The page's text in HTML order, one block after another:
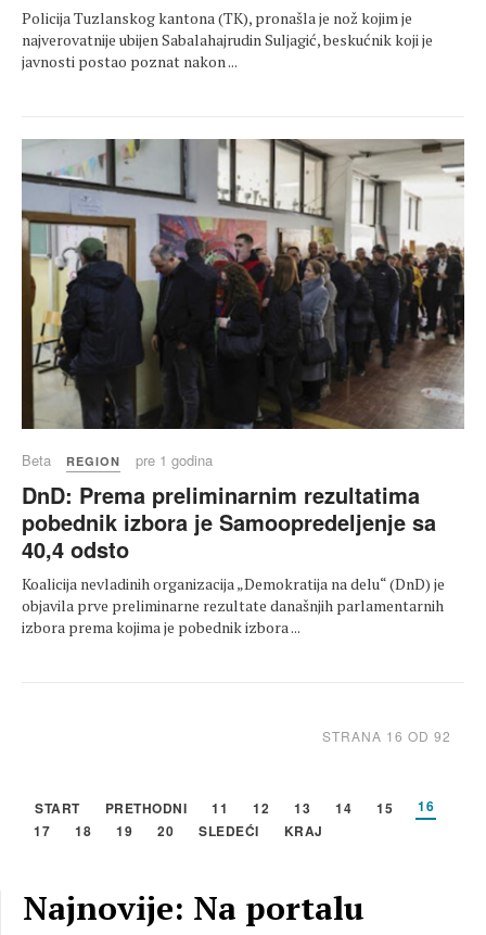
Policija Tuzlanskog kantona (TK), pronašla je nož kojim je
najverovatnije ubijen Sabalahajrudin Suljagić, beskućnik koji je
javnosti postao poznat nakon ...
Beta REGION pre 1 godina
DnD: Prema preliminarnim rezultatima
pobednik izbora je Samoopredeljenje sa
40,4 odsto
Koalicija nevladinih organizacija „Demokratija na delu“ (DnD) je
objavila prve preliminarne rezultate današnjih parlamentarnih
izbora prema kojima je pobednik izbora ...
STRANA 16 OD 92
START PRETHODNI 11 12 13 14 15
16
17
18 19 20 SLEDEĆI KRAJ
Najnovije: Na portalu